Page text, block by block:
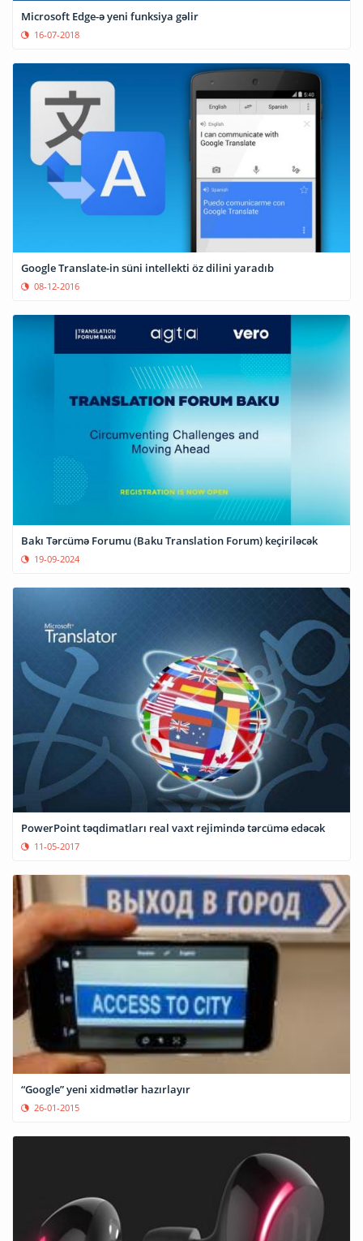
Microsoft Edge-ə yeni funksiya gəlir
16-07-2018
Google Translate-in süni intellekti öz dilini yaradıb
08-12-2016
Bakı Tərcümə Forumu (Baku Translation Forum) keçiriləcək
19-09-2024
PowerPoint təqdimatları real vaxt rejimində tərcümə edəcək
11-05-2017
“Google” yeni xidmətlər hazırlayır
26-01-2015